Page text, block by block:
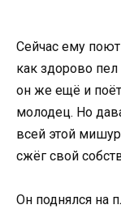
Сейчас ему
как здорово
он же ещё и
молодец. Но
всей этой
сжёг свой
Он поднялся на